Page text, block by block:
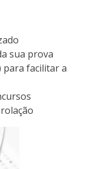
sua prova
para facilitar a